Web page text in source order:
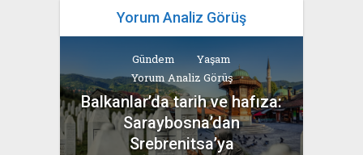
Yorum Analiz Görüş
Gündem
Yaşam
Yorum Analiz Görüş
Balkanlar’da tarih ve hafıza:
Saraybosna’dan
Srebrenitsa’ya